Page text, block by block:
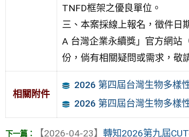
TNFD框架之優良單位。
三、本案採線上報名，徵件日
A 台灣企業永續獎」官方網站
份，倘有相關疑問或需求，敬
相關附件
2026 第四屆台灣生物多樣
2026 第四屆台灣生物多樣
【2026-04-23】轉知2026第九屆